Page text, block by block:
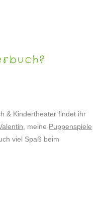
& Kindertheater findet ihr
, meine Puppenspiele
viel Spaß beim